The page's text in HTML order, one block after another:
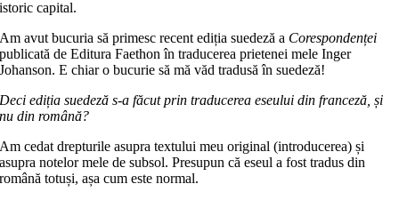
istoric capital.
Am avut bucuria să primesc recent ediția suedeză a Corespondenței
publicată de Editura Faethon în traducerea prietenei mele Inger
Johanson. E chiar o bucurie să mă văd tradusă în suedeză!
Deci ediția suedeză s-a făcut prin traducerea eseului din franceză, și
nu din română?
Am cedat drepturile asupra textului meu original (introducerea) și
asupra notelor mele de subsol. Presupun că eseul a fost tradus din
română totuși, așa cum este normal.